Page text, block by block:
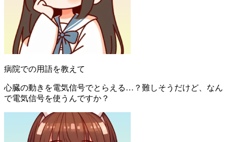
病院での用語を教えて
心臓の動きを電気信号でとらえる…？難しそうだけど、なん
で電気信号を使うんですか？